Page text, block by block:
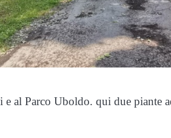
e al Parco Uboldo. qui due piante